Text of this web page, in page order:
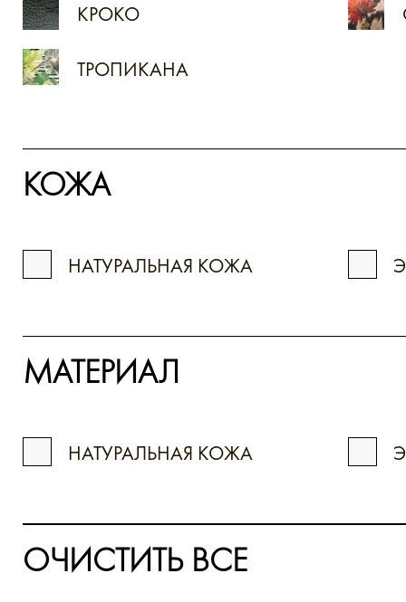
КРОКО
ТРОПИКАНА
КОЖА
НАТУРАЛЬНАЯ КОЖА
МАТЕРИАЛ
НАТУРАЛЬНАЯ КОЖА
ОЧИСТИТЬ ВСЕ